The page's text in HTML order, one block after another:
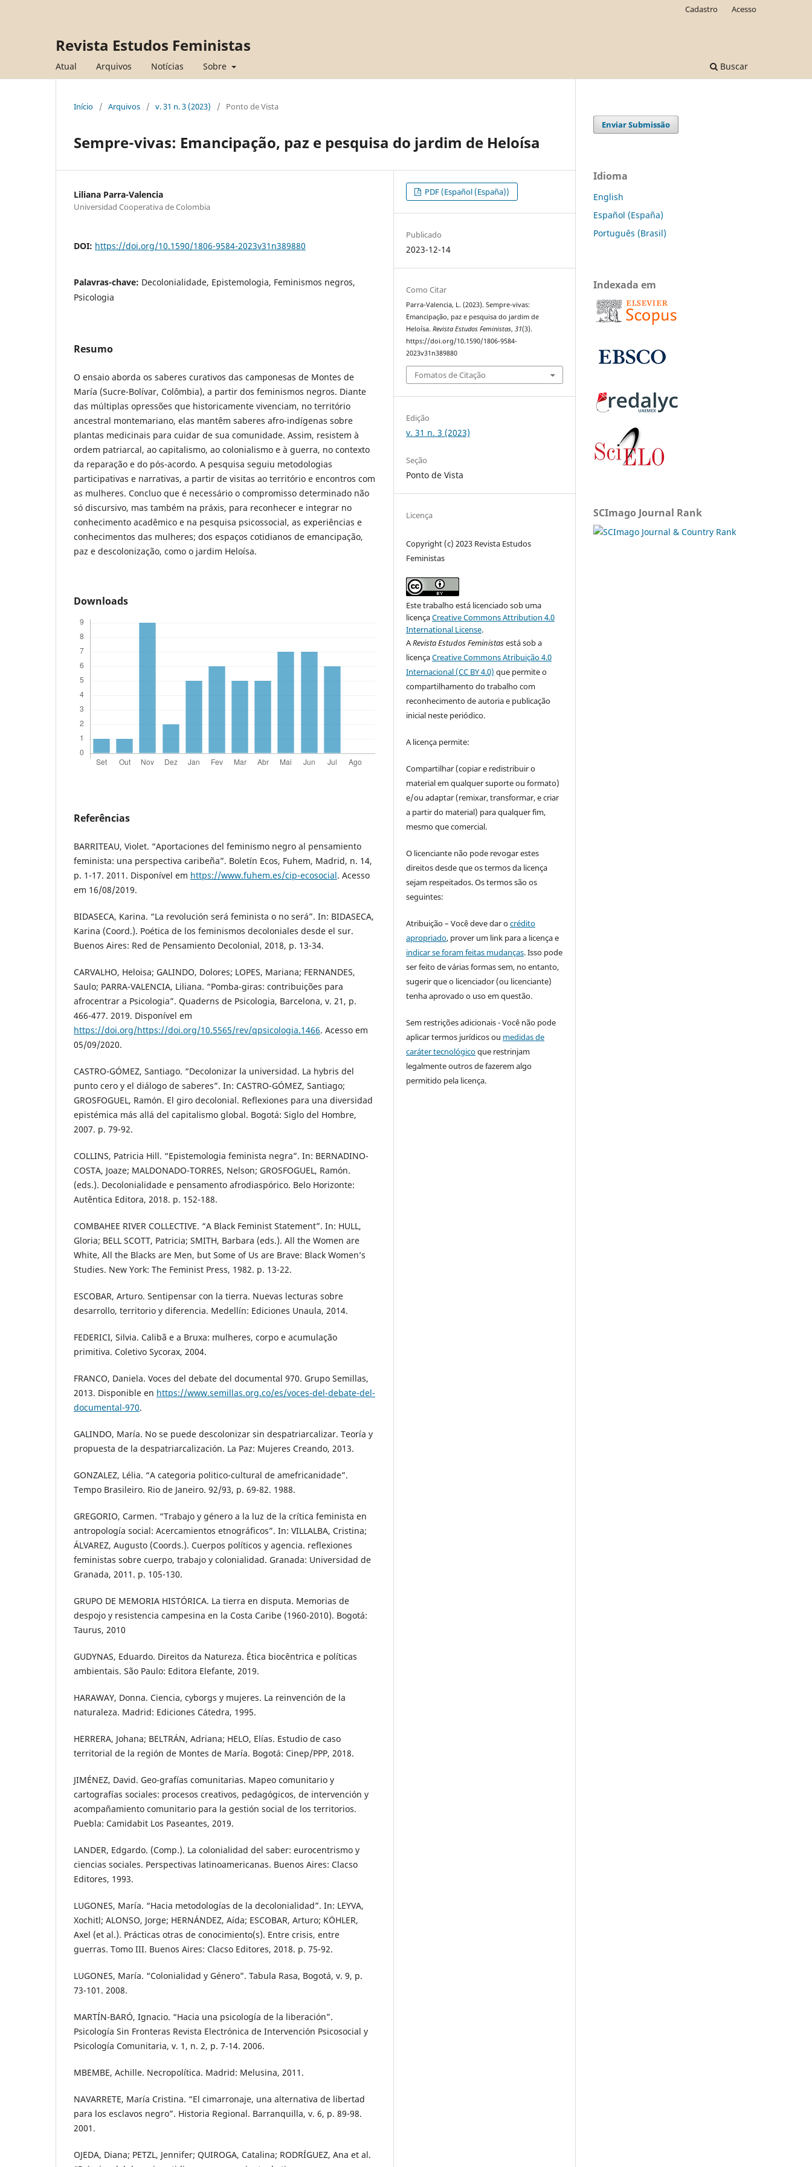
Revista Estudos Feministas
Atual Arquivos Notícias Sobre Buscar
Cadastro Acesso
Início / Arquivos / v. 31 n. 3 (2023) / Ponto de Vista
Sempre-vivas: Emancipação, paz e pesquisa do jardim de Heloísa
Liliana Parra-Valencia
Universidad Cooperativa de Colombia
DOI: https://doi.org/10.1590/1806-9584-2023v31n389880
Palavras-chave: Decolonialidade, Epistemologia, Feminismos negros,
Psicologia
Resumo
O ensaio aborda os saberes curativos das camponesas de Montes de
María (Sucre-Bolívar, Colômbia), a partir dos feminismos negros. Diante
das múltiplas opressões que historicamente vivenciam, no território
ancestral montemariano, elas mantêm saberes afro-indígenas sobre
plantas medicinais para cuidar de sua comunidade. Assim, resistem à
ordem patriarcal, ao capitalismo, ao colonialismo e à guerra, no contexto
da reparação e do pós-acordo. A pesquisa seguiu metodologias
participativas e narrativas, a partir de visitas ao território e encontros com
as mulheres. Concluo que é necessário o compromisso determinado não
só discursivo, mas também na práxis, para reconhecer e integrar no
conhecimento acadêmico e na pesquisa psicossocial, as experiências e
conhecimentos das mulheres; dos espaços cotidianos de emancipação,
paz e descolonização, como o jardim Heloísa.
Downloads
Referências
BARRITEAU, Violet. “Aportaciones del feminismo negro al pensamiento
feminista: una perspectiva caribeña”. Boletín Ecos, Fuhem, Madrid, n. 14,
p. 1-17. 2011. Disponível em https://www.fuhem.es/cip-ecosocial. Acesso
em 16/08/2019.
BIDASECA, Karina. “La revolución será feminista o no será”. In: BIDASECA,
Karina (Coord.). Poética de los feminismos decoloniales desde el sur.
Buenos Aires: Red de Pensamiento Decolonial, 2018, p. 13-34.
CARVALHO, Heloisa; GALINDO, Dolores; LOPES, Mariana; FERNANDES,
Saulo; PARRA-VALENCIA, Liliana. “Pomba-giras: contribuições para
afrocentrar a Psicologia”. Quaderns de Psicologia, Barcelona, v. 21, p.
466-477. 2019. Disponível em
https://doi.org/https://doi.org/10.5565/rev/qpsicologia.1466. Acesso em
05/09/2020.
CASTRO-GÓMEZ, Santiago. “Decolonizar la universidad. La hybris del
punto cero y el diálogo de saberes”. In: CASTRO-GÓMEZ, Santiago;
GROSFOGUEL, Ramón. El giro decolonial. Reflexiones para una diversidad
epistémica más allá del capitalismo global. Bogotá: Siglo del Hombre,
2007. p. 79-92.
COLLINS, Patricia Hill. “Epistemologia feminista negra”. In: BERNADINO-
COSTA, Joaze; MALDONADO-TORRES, Nelson; GROSFOGUEL, Ramón.
(eds.). Decolonialidade e pensamento afrodiaspórico. Belo Horizonte:
Autêntica Editora, 2018. p. 152-188.
COMBAHEE RIVER COLLECTIVE. “A Black Feminist Statement”. In: HULL,
Gloria; BELL SCOTT, Patricia; SMITH, Barbara (eds.). All the Women are
White, All the Blacks are Men, but Some of Us are Brave: Black Women’s
Studies. New York: The Feminist Press, 1982. p. 13-22.
ESCOBAR, Arturo. Sentipensar con la tierra. Nuevas lecturas sobre
desarrollo, territorio y diferencia. Medellín: Ediciones Unaula, 2014.
FEDERICI, Silvia. Calibã e a Bruxa: mulheres, corpo e acumulação
primitiva. Coletivo Sycorax, 2004.
FRANCO, Daniela. Voces del debate del documental 970. Grupo Semillas,
2013. Disponible en https://www.semillas.org.co/es/voces-del-debate-del-
documental-970.
GALINDO, María. No se puede descolonizar sin despatriarcalizar. Teoría y
propuesta de la despatriarcalización. La Paz: Mujeres Creando, 2013.
GONZALEZ, Lélia. “A categoria politico-cultural de amefricanidade”.
Tempo Brasileiro. Rio de Janeiro. 92/93, p. 69-82. 1988.
GREGORIO, Carmen. “Trabajo y género a la luz de la crítica feminista en
antropología social: Acercamientos etnográficos”. In: VILLALBA, Cristina;
ÁLVAREZ, Augusto (Coords.). Cuerpos políticos y agencia. reflexiones
feministas sobre cuerpo, trabajo y colonialidad. Granada: Universidad de
Granada, 2011. p. 105-130.
GRUPO DE MEMORIA HISTÓRICA. La tierra en disputa. Memorias de
despojo y resistencia campesina en la Costa Caribe (1960-2010). Bogotá:
Taurus, 2010
GUDYNAS, Eduardo. Direitos da Natureza. Ética biocêntrica e políticas
ambientais. São Paulo: Editora Elefante, 2019.
HARAWAY, Donna. Ciencia, cyborgs y mujeres. La reinvención de la
naturaleza. Madrid: Ediciones Cátedra, 1995.
HERRERA, Johana; BELTRÁN, Adriana; HELO, Elías. Estudio de caso
territorial de la región de Montes de María. Bogotá: Cinep/PPP, 2018.
JIMÉNEZ, David. Geo-grafías comunitarias. Mapeo comunitario y
cartografías sociales: procesos creativos, pedagógicos, de intervención y
acompañamiento comunitario para la gestión social de los territorios.
Puebla: Camidabit Los Paseantes, 2019.
LANDER, Edgardo. (Comp.). La colonialidad del saber: eurocentrismo y
ciencias sociales. Perspectivas latinoamericanas. Buenos Aires: Clacso
Editores, 1993.
LUGONES, María. “Hacia metodologías de la decolonialidad”. In: LEYVA,
Xochitl; ALONSO, Jorge; HERNÁNDEZ, Aída; ESCOBAR, Arturo; KÖHLER,
Axel (et al.). Prácticas otras de conocimiento(s). Entre crisis, entre
guerras. Tomo III. Buenos Aires: Clacso Editores, 2018. p. 75-92.
LUGONES, María. “Colonialidad y Género”. Tabula Rasa, Bogotá, v. 9, p.
73-101. 2008.
MARTÍN-BARÓ, Ignacio. “Hacia una psicología de la liberación”.
Psicología Sin Fronteras Revista Electrónica de Intervención Psicosocial y
Psicología Comunitaria, v. 1, n. 2, p. 7-14. 2006.
MBEMBE, Achille. Necropolítica. Madrid: Melusina, 2011.
NAVARRETE, María Cristina. “El cimarronaje, una alternativa de libertad
para los esclavos negro”. Historia Regional. Barranquilla, v. 6, p. 89-98.
2001.
OJEDA, Diana; PETZL, Jennifer; QUIROGA, Catalina; RODRÍGUEZ, Ana et al.
PDF (Español (España))
Publicado
2023-12-14
Como Citar
Parra-Valencia, L. (2023). Sempre-vivas:
Emancipação, paz e pesquisa do jardim de
Heloísa.Revista Estudos Feministas,31(3).
https://doi.org/10.1590/1806-9584-
2023v31n389880
Fomatos de Citação
Edição
v. 31 n. 3 (2023)
Seção
Ponto de Vista
Licença
Copyright (c) 2023 Revista Estudos
Feministas
Este trabalho está licenciado sob uma
licençaCreative Commons Attribution 4.0
International License.
ARevista Estudos Feministasestá sob a
licençaCreative Commons Atribuição 4.0
Internacional (CC BY 4.0) que permite o
compartilhamento do trabalho com
reconhecimento de autoria e publicação
inicial neste periódico.
A licença permite:
Compartilhar (copiar e redistribuir o
material em qualquer suporte ou formato)
e/ou adaptar (remixar, transformar, e criar
a partir do material) para qualquer fim,
mesmo que comercial.
O licenciante não pode revogar estes
direitos desde que os termos da licença
sejam respeitados. Os termos são os
seguintes:
Atribuição – Você deve dar ocrédito
apropriado, prover um link para a licença e
indicar se foram feitas mudanças. Isso pode
ser feito de várias formas sem, no entanto,
sugerir que o licenciador (ou licenciante)
tenha aprovado o uso em questão.
Sem restrições adicionais - Você não pode
aplicar termos jurídicos ou medidas de
caráter tecnológicoque restrinjam
legalmente outros de fazerem algo
permitido pela licença.
Enviar Submissão
Idioma
English
Español (España)
Português (Brasil)
Indexada em
SCImago Journal Rank